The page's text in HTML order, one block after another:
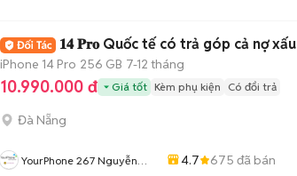
𝟏𝟒 𝐏𝐫𝐨 Quốc tế có trả góp cả nợ xấu
iPhone 14 Pro 256 GB 7-12 tháng
10.990.000 đ Giá tốt Kèm phụ kiện Có đổi trả
Đà Nẵng
YourPhone 267 Nguyễn
4.7 675 đã bán